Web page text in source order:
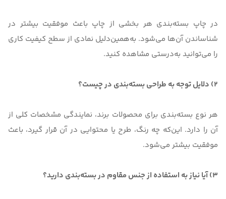
در چاپ بسته‌بندی هر بخشی از چاپ باعث موفقیت بیشتر در
شناساندن آن‌ها می‌شود. به‌همین‌دلیل نمادی از سطح کیفیت کاری
را می‌توانید به‌درستی مشاهده کنید.
2) دلایل توجه به طراحی بسته‌بندی در چیست؟
هر نوع بسته‌بندی برای محصولات برند، نمایندگی مشخصات کلی از
آن را دارد. این‌که چه رنگ، طرح یا محتوایی در آن قرار گیرد، باعث
موفقیت بیشتر می‌شود.
3) آیا نیاز به استفاده از جنس مقاوم در بسته‌بندی دارید؟